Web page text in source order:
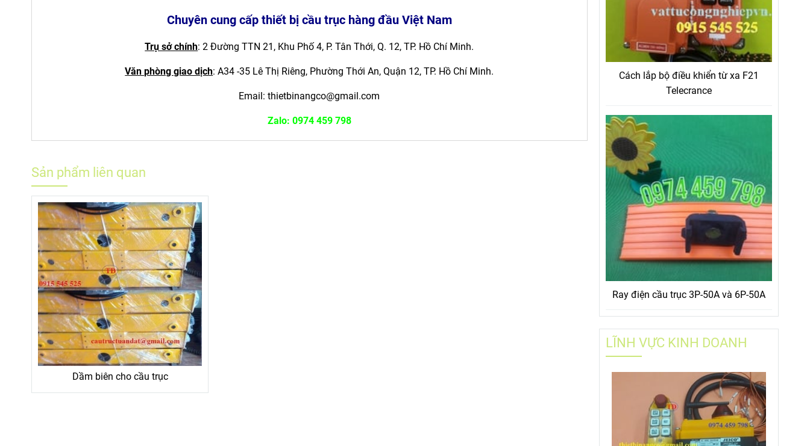
Chuyên cung cấp thiết bị cầu trục hàng đầu Việt Nam
Trụ sở chính: 2 Đường TTN 21, Khu Phố 4, P. Tân Thới, Q. 12, TP. Hồ Chí Minh.
Văn phòng giao dịch:A34 -35 Lê Thị Riêng, Phường Thới An, Quận 12,TP. Hồ Chí Minh.
Email:thietbinangco@gmail.com
Zalo: 0974 459 798
Sản phẩm liên quan
Dầm biên cho cầu trục
Cách lắp bộ điều khiển từ xa F21
Telecrance
Ray điện cầu trục 3P-50A và 6P-50A
LĨNH VỰC KINH DOANH